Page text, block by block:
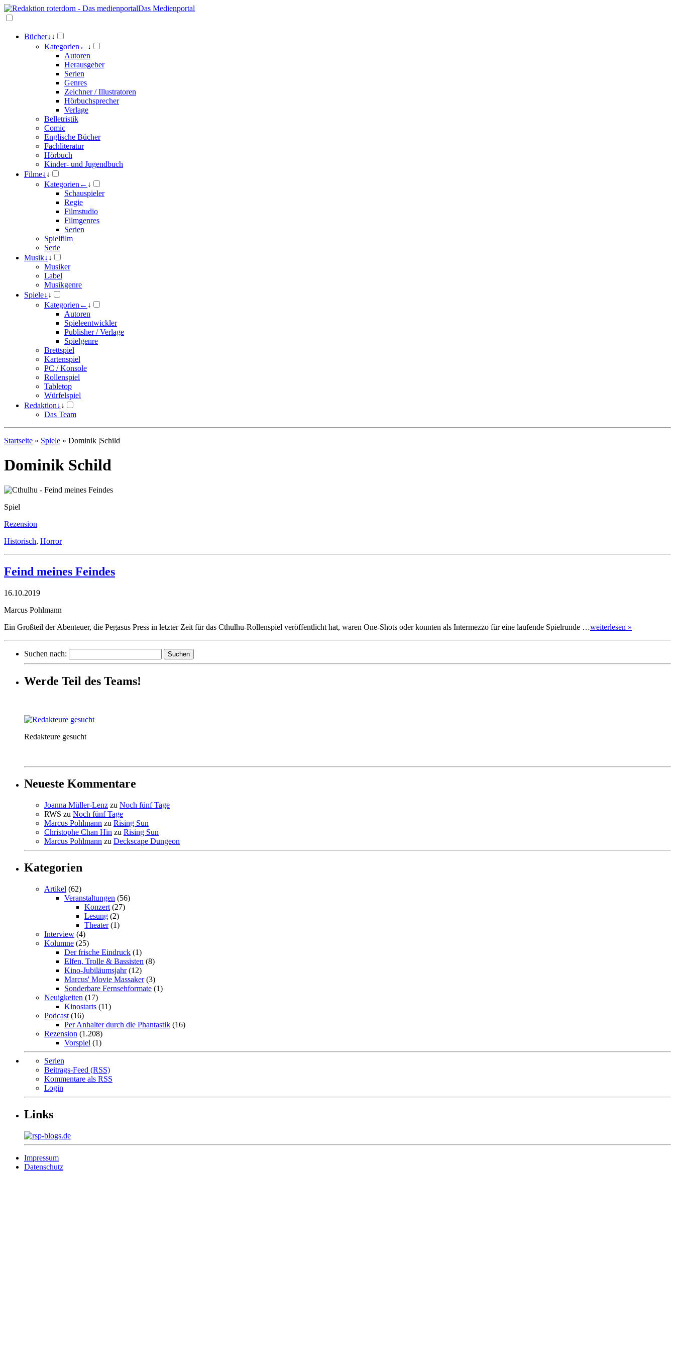
Das Medienportal
Bücher↓ ↓
Kategorien ← ↓
Autoren
Herausgeber
Serien
Genres
Zeichner / Illustratoren
Hörbuchsprecher
Verlage
Belletristik
Comic
Englische Bücher
Fachliteratur
Hörbuch
Kinder- und Jugendbuch
Filme↓ ↓
Kategorien ← ↓
Schauspieler
Regie
Filmstudio
Filmgenres
Serien
Spielfilm
Serie
Musik↓ ↓
Musiker
Label
Musikgenre
Spiele↓ ↓
Kategorien ← ↓
Autoren
Spieleentwickler
Publisher / Verlage
Spielgenre
Brettspiel
Kartenspiel
PC / Konsole
Rollenspiel
Tabletop
Würfelspiel
Redaktion↓ ↓
Das Team
Startseite » Spiele » Dominik |Schild
Dominik Schild
Spiel
Rezension
Historisch, Horror
Feind meines Feindes
16.10.2019
Marcus Pohlmann
Ein Großteil der Abenteuer, die Pegasus Press in letzter Zeit für das Cthulhu-Rollenspiel veröffentlicht hat, waren One-Shots oder konnten als Intermezzo für eine laufende Spielrunde …weiterlesen »
Suchen nach:
Werde Teil des Teams!
Redakteure gesucht
Neueste Kommentare
Joanna Müller-Lenz zu Noch fünf Tage
RWS zu Noch fünf Tage
Marcus Pohlmann zu Rising Sun
Christophe Chan Hin zu Rising Sun
Marcus Pohlmann zu Deckscape Dungeon
Kategorien
Artikel (62)
Veranstaltungen (56)
Konzert (27)
Lesung (2)
Theater(1)
Interview (4)
Kolumne (25)
Der frische Eindruck (1)
Elfen, Trolle & Bassisten (8)
Kino-Jubiläumsjahr(12)
Marcus' Movie Massaker(3)
Sonderbare Fernsehformate (1)
Neuigkeiten (17)
Kinostarts (11)
Podcast (16)
Per Anhalter durch die Phantastik (16)
Rezension (1.208)
Vorspiel (1)
Serien
Beitrags-Feed (RSS)
Kommentare als RSS
Login
Links
Impressum
Datenschutz